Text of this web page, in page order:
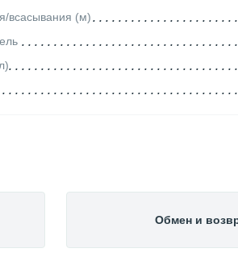
всасывания (м)
Обмен и